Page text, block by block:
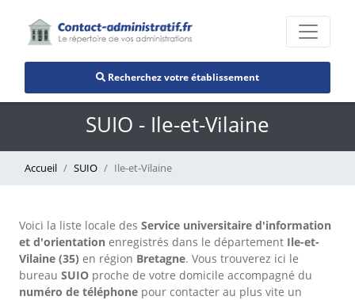
Recherchez votre établissement
SUIO - Ile-et-Vilaine
Accueil SUIO Ile-et-Vilaine
Voici la liste locale des Service universitaire d'information
et d'orientation enregistrés dans le département Ile-et-
Vilaine (35) en région Bretagne. Vous trouverez ici le
bureau SUIO proche de votre domicile accompagné du
numéro de téléphone pour contacter au plus vite un